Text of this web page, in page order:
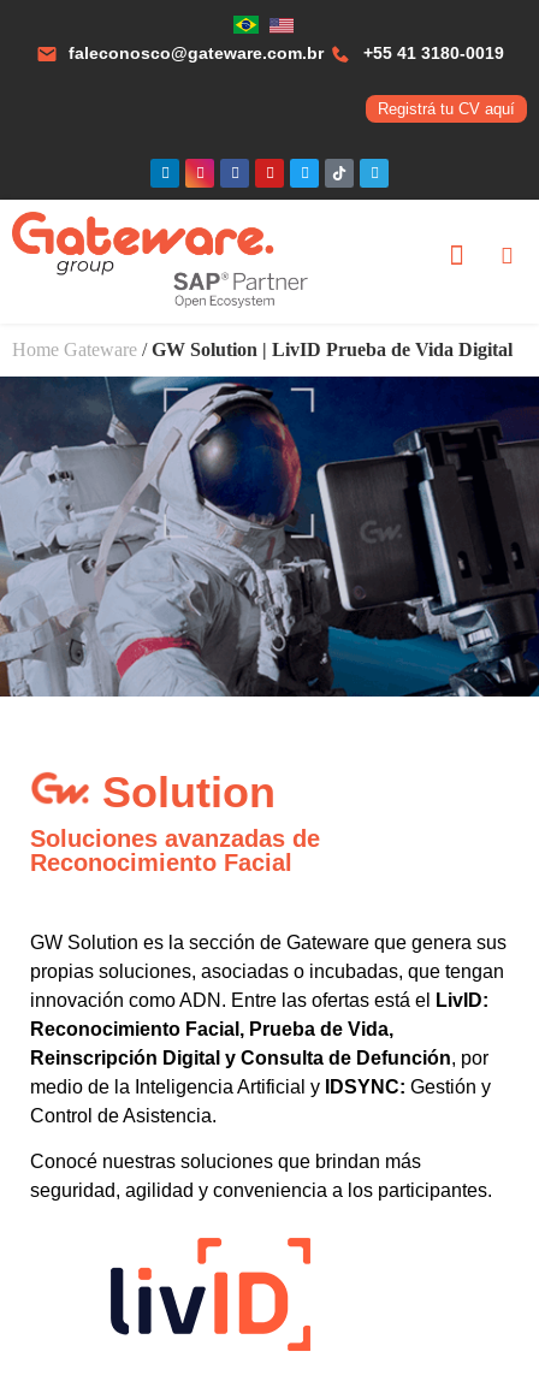
faleconosco@gateware.com.br +55 41 3180-0019
Registrá tu CV aquí
Home Gateware /GW Solution | LivID Prueba de Vida Digital
Solution
Soluciones avanzadas de
Reconocimiento Facial
GW Solution es la sección de Gateware que genera sus
propias soluciones, asociadas o incubadas, que tengan
innovación como ADN. Entre las ofertas está el
LivID:
Reconocimiento Facial, Prueba de Vida,
Reinscripción Digital y Consulta de Defunción, por
medio de la Inteligencia Artificial y
IDSYNC: Gestión y
Control de Asistencia.
Conocé nuestras soluciones que brindan más
seguridad, agilidad y conveniencia a los participantes.